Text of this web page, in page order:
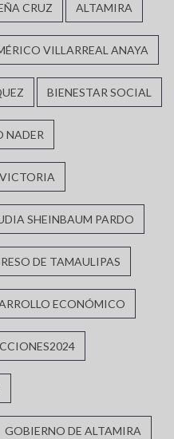
CRUZ ALTAMIRA
VILLARREAL ANAYA
BIENESTAR SOCIAL
NADER
SHEINBAUM PARDO
DE TAMAULIPAS
ECONÓMICO
GOBIERNO DE ALTAMIRA